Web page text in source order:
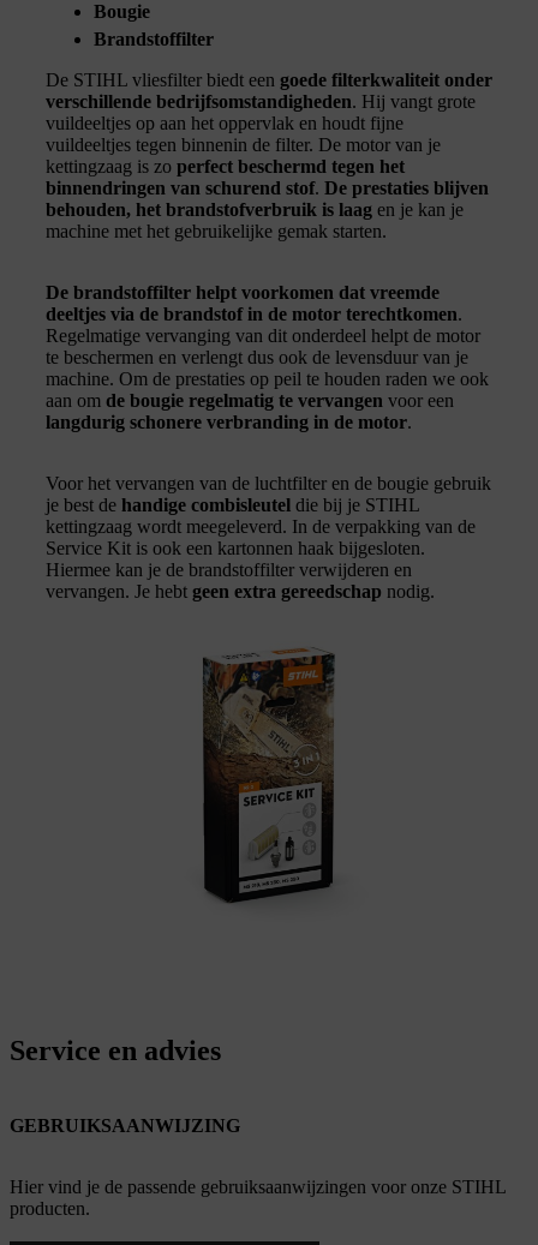
Bougie
Brandstoffilter
De STIHL vliesfilter biedt een goede filterkwaliteit onder
verschillende bedrijfsomstandigheden. Hij vangt grote
vuildeeltjes op aan het oppervlak en houdt fijne
vuildeeltjes tegen binnenin de filter. De motor van je
kettingzaag is zo perfect beschermd tegen het
binnendringen van schurend stof. De prestaties blijven
behouden, het brandstofverbruik is laag en je kan je
machine met het gebruikelijke gemak starten.
De brandstoffilter helpt voorkomen dat vreemde
deeltjes via de brandstof in de motor terechtkomen.
Regelmatige vervanging van dit onderdeel helpt de motor
te beschermen en verlengt dus ook de levensduur van je
machine. Om de prestaties op peil te houden raden we ook
aan om de bougie regelmatig te vervangen voor een
langdurig schonere verbranding in de motor.
Voor het vervangen van de luchtfilter en de bougie gebruik
je best de handige combisleutel die bij je STIHL
kettingzaag wordt meegeleverd. In de verpakking van de
Service Kit is ook een kartonnen haak bijgesloten.
Hiermee kan je de brandstoffilter verwijderen en
vervangen. Je hebt geen extra gereedschap nodig.
Service en advies
GEBRUIKSAANWIJZING
Hier vind je de passende gebruiksaanwijzingen voor onze STIHL
producten.